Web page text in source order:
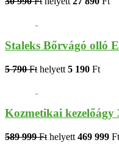
Staleks Bőrvágó olló
5 790 Ft helyett 5 190 Ft
Kozmetikai kezelőágy
589 999 Ft helyett 469 999 Ft